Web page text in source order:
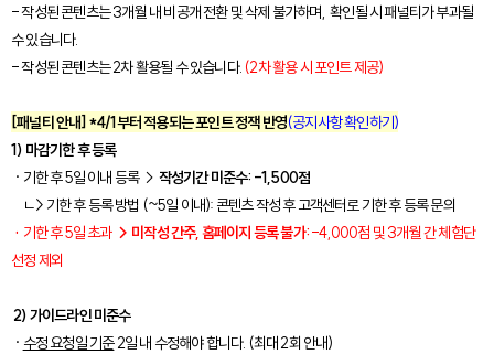
- 작성된 콘텐츠는 3개월 내 비공개 전환 및 삭제 불가하며, 확인될 시 패널티가 부과될
수 있습니다.
- 작성된 콘텐츠는 2차 활용될 수 있습니다. (2차 활용 시 포인트 제공)
[패널티 안내] *4/1부터 적용되는 포인트 정잭 반영(공지사항 확인하기)
1) 마감기한 후 등록
· 기한 후 5일 이내 등록 → 작성기간 미준수: -1,500점
ㄴ> 기한 후 등록 방법 (~5일 이내): 콘텐츠 작성 후 고객센터로 기한 후 등록 문의
· 기한 후 5일 초과 → 미작성 간주, 홈페이지 등록 불가:-4,000점 및 3개월 간 체험단
선정 제외
2) 가이드라인 미준수
· 수정 요청일 기준2일 내 수정해야 합니다. (최대 2회 안내)